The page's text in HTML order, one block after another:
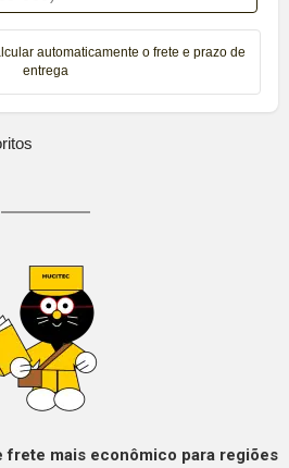
automaticamente o frete e prazo de
entrega
frete mais econômico para regiões